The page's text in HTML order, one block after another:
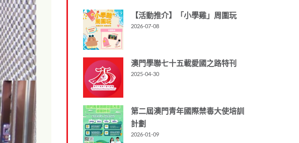
【活動推介】「小學雞」周圍玩
2026-07-08
澳門學聯七十五載愛國之路特刊
2025-04-30
第二屆澳門青年國際禁毒大使培訓
計劃
2026-01-09